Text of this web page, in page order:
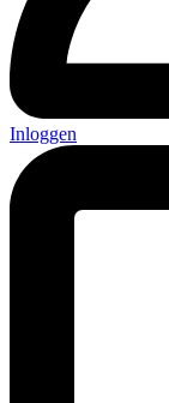
Inloggen